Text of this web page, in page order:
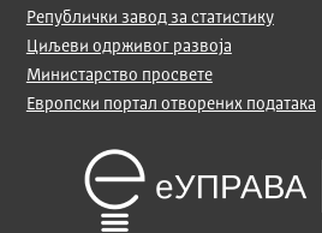
Републички завод за статистику
Циљеви одрживог развоја
Министарство просвете
Европски портал отворених података